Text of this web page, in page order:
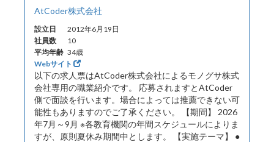
AtCoder株式会社
設立日
2012年6月19日
社員数
10
平均年齢 34歳
Webサイト
以下の求人票はAtCoder株式会社によるモノグサ株式
会社専用の職業紹介です。 応募されますとAtCoder
側で面談を行います。場合によっては推薦できない可
能性もありますのでご了承ください。 【期間】 2026
年7月～9月 ※各教育機関の年間スケジュールによりま
すが、原則夏休み期間中とします。 【実施テーマ】 ●